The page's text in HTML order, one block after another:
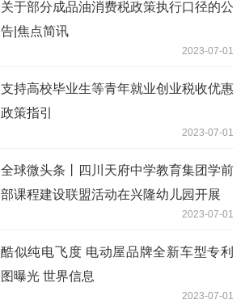
关于部分成品油消费税政策执行口径的公
告|焦点简讯
2023-07-01
支持高校毕业生等青年就业创业税收优惠
政策指引
2023-07-01
全球微头条丨四川天府中学教育集团学前
部课程建设联盟活动在兴隆幼儿园开展
2023-07-01
酷似纯电飞度 电动屋品牌全新车型专利
图曝光 世界信息
2023-07-01